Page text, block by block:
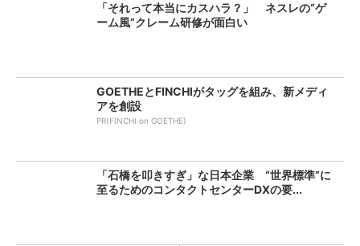
「それって本当にカスハラ？」 ネスレの“ゲ
ーム風”クレーム研修が面白い
GOETHEとFINCHIがタッグを組み、新メディ
アを創設
PR(FINCHI on GOETHE)
「石橋を叩きすぎ」な日本企業 “世界標準”に
至るためのコンタクトセンターDXの要...